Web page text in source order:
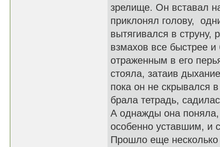
зрелище. Он вставал
приклонял голову,
вытягивался в
взмахов все быстрее и
отраженным в его
стояла, затаив
пока он не скрывался
брала тетрадь,
А однажды она поняла,
особенно уставшим, и
Прошло еще